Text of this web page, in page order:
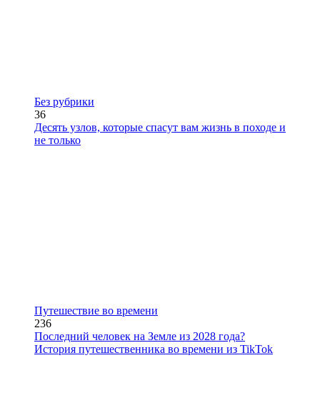
Без рубрики
36
Десять узлов, которые спасут вам жизнь в походе и
не только
Путешествие во времени
236
Последний человек на Земле из 2028 года?
История путешественника во времени из TikTok